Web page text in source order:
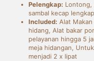
Pelengkap: Lontong,
sambal kecap
Included: Alat Makan
hidang, Alat bakar
pelayanan hingga 5
meja hidangan,
menjadi 2 x lipat